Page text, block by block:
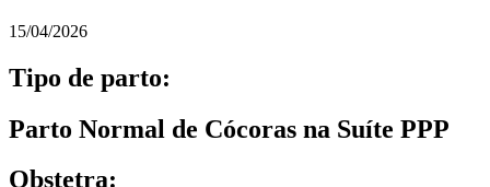
15/04/2026
Tipo de parto:
Parto Normal de Cócoras na Suíte PPP
Obstetra: